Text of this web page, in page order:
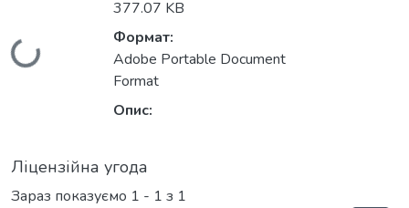
Вантажиться...
377.07 KB
Формат:
Adobe Portable Document
Format
Опис:
Ліцензійна угода
Зараз показуємо 1 - 1 з 1